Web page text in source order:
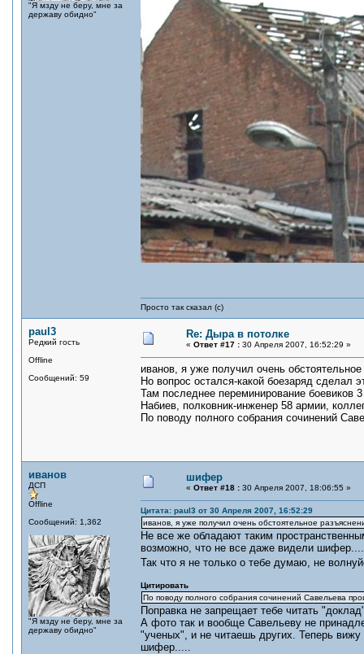
"Я мзду не беру, мне за
державу обидно"
Просто так сказал (с)
paul3
Редкий гость
Offline
Сообщений: 59
Re: Дыра в потолке
« Ответ #17 : 30 Апреля 2007, 16:52:29 »
иванов, я уже получил очень
Но вопрос остался-какой боезаряд сделал
Там последнее переминирование боевиков
Набиев, полковник-инженер 58 армии,
По поводу полного собрания сочинений
иванов
ДСП
Offline
Сообщений: 1,362
"Я мзду не беру, мне за
державу обидно"
шифер
« Ответ #18 : 30 Апреля 2007, 18:06:55 »
Цитата: paul3 от 30 Апреля 2007, 16:52:29
иванов, я уже получил очень обстоятельное
Не все же обладают таким
возможно, что не все даже видели
Так что я не только о тебе думаю, не
Цитировать
По поводу полного собрания сочинений Савельева
Поправка не запрещает тебе читать
А фото так и вообще Савельеву не
"ученых", и не читаешь других. Теперь
шифер.....